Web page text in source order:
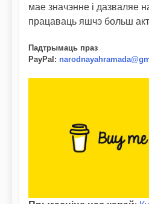
мае значэнне і дазваляе
працаваць яшчэ больш
Падтрымаць праз
PayPal :